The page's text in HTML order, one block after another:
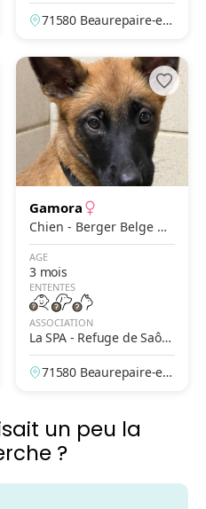
e et Loire – Beaurepaire
en Bresse
71580 Beaurepaire-en-
France
Gamora
Chien - Berger Belge M
alinois
AGE
3 mois
ENTENTES
ASSOCIATION
La SPA - Refuge de Saôn
e et Loire – Beaurepaire
en Bresse
71580 Beaurepaire-en-
un peu la
?